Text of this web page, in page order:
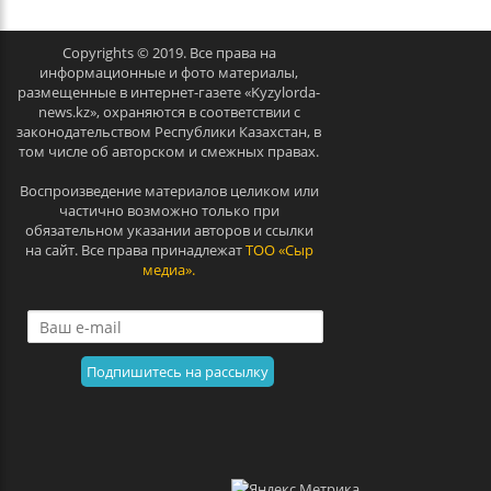
Copyrights © 2019. Все права на
информационные и фото материалы,
размещенные в интернет-газете «Kyzylorda-
news.kz», охраняются в соответствии с
законодательством Республики Казахстан, в
том числе об авторском и смежных правах.
Воспроизведение материалов целиком или
частично возможно только при
обязательном указании авторов и ссылки
на сайт. Все права принадлежатТОО «Сыр
медиа».